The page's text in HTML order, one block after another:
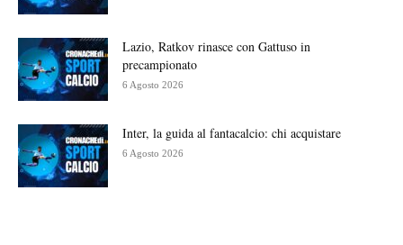
Lazio, Ratkov rinasce con Gattuso in
precampionato
6 Agosto 2026
Inter, la guida al fantacalcio: chi acquistare
6 Agosto 2026